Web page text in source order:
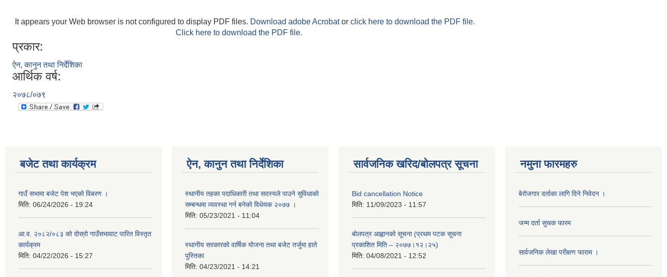
It appears your Web browser is not configured to display PDF files. Download adobe Acrobator click here to download the PDF file.
Click here to download the PDF file.
प्रकार:
ऐन, कानुन तथा निर्देशिका
आर्थिक वर्ष:
२०७८/०७९
बजेट तथा कार्यक्रम
गाउँ सभामा बजेट पेश भएको विबरण ।
मिति: 06/24/2026 - 19:24
आ.व. २०८२/०८३ को दोस्रो गाउँसभावाट पारित विस्तृत
कार्यक्रम
मिति: 04/22/2026 - 15:27
ऐन, कानुन तथा निर्देशिका
स्थानीय तहका पदाधिकारी तथा सदस्यले पाउने सुविधाको
सम्बन्धमा व्यवस्था गर्न बनेको विधेयक २०७७ ।
मिति: 05/23/2021 - 11:04
स्थानीय सरकारको वार्षिक योजना तथा बजेट तर्जुमा हाते
पुस्तिका
मिति: 04/23/2021 - 14:21
सार्वजनिक खरिद/बोलपत्र सूचना
Bid cancellation Notice
मिति: 11/09/2023 - 11:57
बोलपत्र आह्वानको सूचना (प्रथम पटक सूचना
प्रकाशित मिति – २०७७।१२।२५)
मिति: 04/08/2021 - 12:52
नमुना फारमहरु
बेरोजगार दर्ताका लागि दिने निवेदन ।
जन्म दर्ता सुचक फारम
सार्वजनिक लेखा परीक्षण फाराम ।